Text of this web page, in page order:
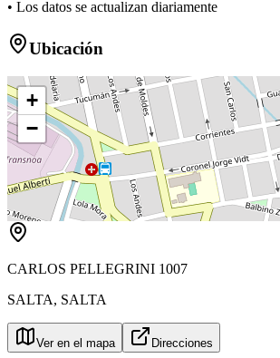
• Los datos se actualizan diariamente
Ubicación
+
−
CARLOS PELLEGRINI 1007
SALTA, SALTA
Ver en el mapa Direcciones